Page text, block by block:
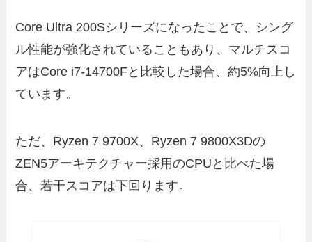
Core Ultra 200Sシリーズになったことで、シング
ル性能が強化されていることもあり、マルチスコ
アはCore i7-14700Fと比較した場合、約5%向上し
ています。
ただ、Ryzen 7 9700X、Ryzen 7 9800X3Dの
ZEN5アーキテクチャー採用のCPUと比べた場
合、若干スコアは下回ります。